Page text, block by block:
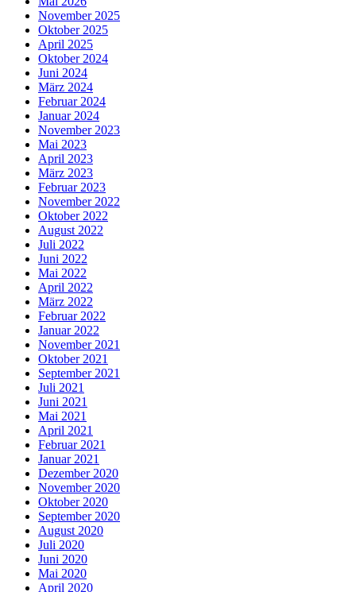
November 2025
Oktober 2025
April 2025
Oktober 2024
Juni 2024
März 2024
Februar 2024
Januar 2024
November 2023
Mai 2023
April 2023
März 2023
Februar 2023
November 2022
Oktober 2022
August 2022
Juli 2022
Juni 2022
Mai 2022
April 2022
März 2022
Februar 2022
Januar 2022
November 2021
Oktober 2021
September 2021
Juli 2021
Juni 2021
Mai 2021
April 2021
Februar 2021
Januar 2021
Dezember 2020
November 2020
Oktober 2020
September 2020
August 2020
Juli 2020
Juni 2020
Mai 2020
April 2020